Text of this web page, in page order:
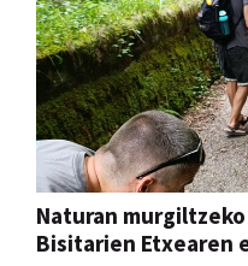
Naturan
Bisitarien Etxearen